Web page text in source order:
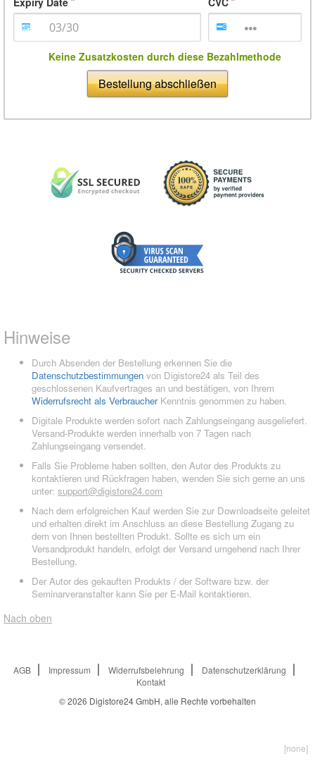
Keine Zusatzkosten durch diese Bezahlmethode
Bestellung abschließen
Hinweise
Durch Absenden der Bestellung erkennen Sie die
Datenschutzbestimmungen von Digistore24 als Teil des
geschlossenen Kaufvertrages an und bestätigen, von Ihrem
Widerrufsrecht als VerbraucherKenntnis genommen zu haben.
Digitale Produkte werden sofort nach Zahlungseingang ausgeliefert.
Versand-Produkte werden innerhalb von 7 Tagen nach
Zahlungseingang versendet.
Falls Sie Probleme haben sollten, den Autor des Produkts zu
kontaktieren und Rückfragen haben, wenden Sie sich gerne an uns
unter: support@digistore24.com
Nach dem erfolgreichen Kauf werden Sie zur Downloadseite geleitet
und erhalten direkt im Anschluss an diese Bestellung Zugang zu
dem von Ihnen bestellten Produkt. Sollte es sich um ein
Versandprodukt handeln, erfolgt der Versand umgehend nach Ihrer
Bestellung.
Der Autor des gekauften Produkts / der Software bzw. der
Seminarveranstalter kann Sie per E-Mail kontaktieren.
Nach oben
AGB Impressum Widerrufsbelehrung
Datenschutzerklärung
Kontakt
© 2026 Digistore24 GmbH, alle Rechte vorbehalten
[none]